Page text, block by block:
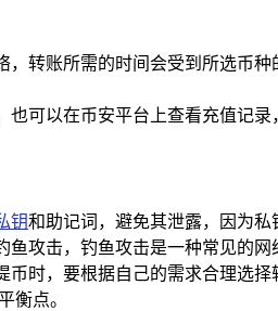
转账所需的时间会受到所选币
可以在币安平台上查看充值记
钥和助记词，避免其泄露，因为
攻击，钓鱼攻击是一种常见的
币时，要根据自己的需求合理选
衡点。